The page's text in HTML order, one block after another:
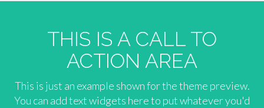
THIS IS A CALL TO
ACTION AREA
This is just an example shown for the theme preview.
You can add text widgets here to put whatever you'd